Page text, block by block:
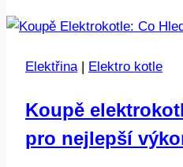
je
cena?
Elektřina| Elektro kotle
Koupě
pro nejlepší